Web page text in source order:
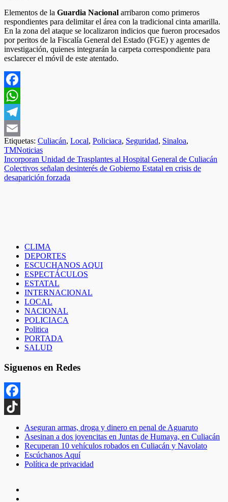
​Elementos de la Guardia Nacional arribaron como primeros
respondientes para delimitar el área con la tradicional cinta amarilla.
En la zona del ataque se localizaron indicios que fueron procesados
por peritos de la Fiscalía General del Estado (FGE) y agentes de
investigación, quienes integrarán la carpeta correspondiente para
esclarecer el móvil de este atentado.
Facebook
WhatsApp
Telegram
Email
Etiquetas: Culiacán, Local, Policiaca, Seguridad, Sinaloa,
TMNoticias
Navegación
de
Incorporan Unidad de Trasplantes al Hospital General de Culiacán
Colectivos señalan desinterés de Gobierno Estatal en crisis de
desaparición forzada
CLIMA
DEPORTES
ESCUCHANOS AQUI
ESPECTÁCULOS
ESTATAL
INTERNACIONAL
LOCAL
NACIONAL
POLICIACA
Politica
PORTADA
SALUD
Siguenos en Redes
Facebook
TikTok
Aseguran armas, droga y dinero en penal de Aguaruto
Asesinan a dos jovencitas en Juntas de Humaya, en Culiacán
Recuperan 10 vehículos robados en Culiacán y Navolato
Escúchanos Aquí
Política de privacidad